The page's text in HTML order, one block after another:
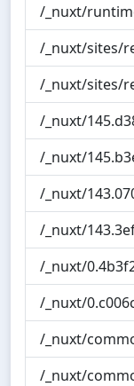
/_nuxt/
/_nuxt/sites/
/_nuxt/sites/
/_nuxt/
/_nuxt/
/_nuxt/
/_nuxt/
/_nuxt/
/_nuxt/
/_nuxt/
/_nuxt/